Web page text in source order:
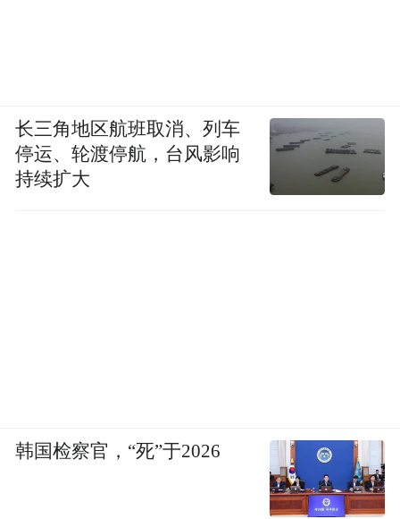
长三角地区航班取消、列车
停运、轮渡停航，台风影响
持续扩大
韩国检察官，“死”于2026